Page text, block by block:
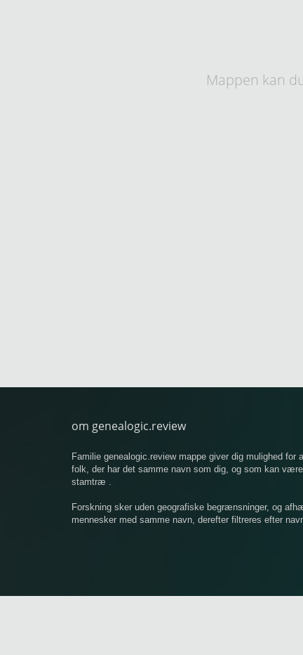
Mappen kan
om genealogic.review
Familie genealogic.review mappe giver dig mulighed
folk, der har det samme navn som dig, og som kan
stamtræ .
Forskning sker uden geografiske begrænsninger, og
mennesker med samme navn, derefter filtreres efter